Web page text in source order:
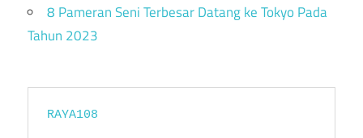
8 Pameran Seni Terbesar Datang ke Tokyo Pada
Tahun 2023
RAYA108